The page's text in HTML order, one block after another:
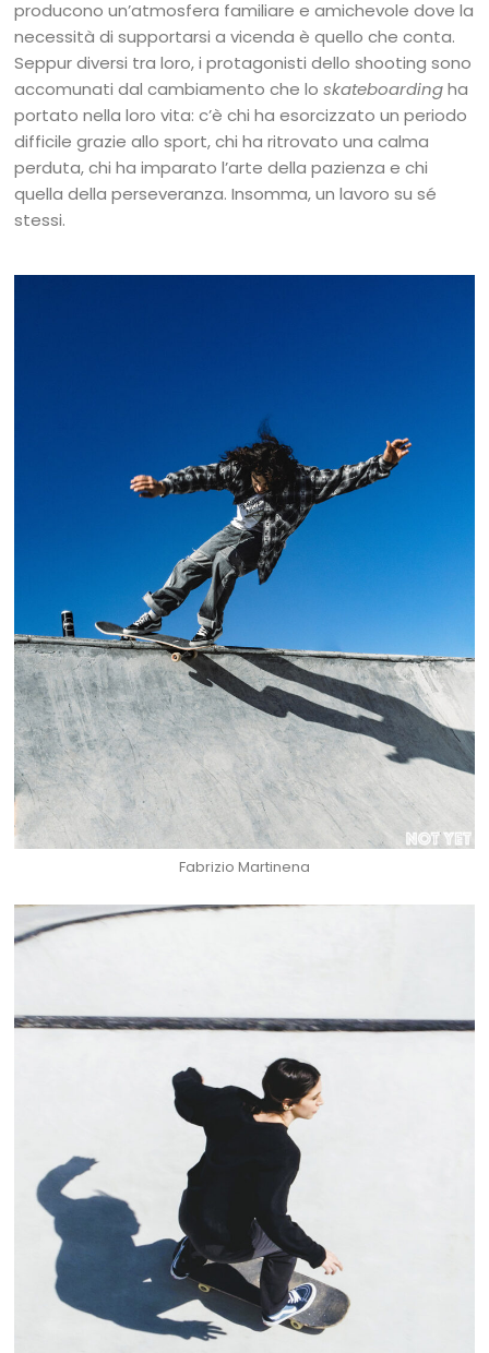
producono un’atmosfera familiare e amichevole dove la
necessità di supportarsi a vicenda è quello che conta.
Seppur diversi tra loro, i protagonisti dello shooting sono
accomunati dal cambiamento che loskateboardingha
portato nella loro vita: c’è chi ha esorcizzato un periodo
difficile grazie allo sport, chi ha ritrovato una calma
perduta, chi ha imparato l’arte della pazienza e chi
quella della perseveranza. Insomma, un lavoro su sé
stessi.
Fabrizio Martinena